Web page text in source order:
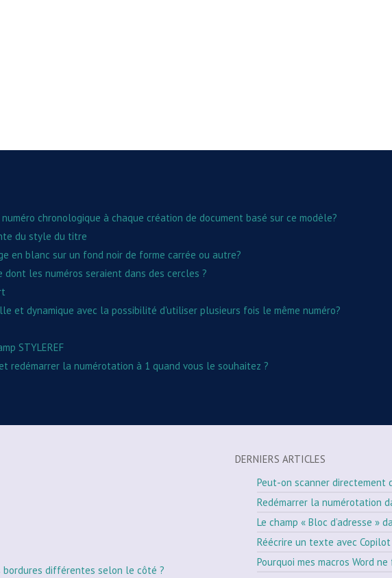
chronologique à chaque création de document basé sur ce modèle?
du style du titre
en blanc sur un fond noir de forme carrée ou autre?
les numéros seraient dans des cercles ?
et dynamique avec la possibilité d'utiliser plusieurs fois le même numéro?
STYLEREF
redémarrer la numérotation à 1 quand vous le souhaitez ?
bordures différentes selon le côté ?
DERNIERS ARTICLES
Peut-on scanner directement
Redémarrer la numérotation
Le champ « Bloc d’adresse »
Réécrire un texte avec Copilot
Pourquoi mes macros Word